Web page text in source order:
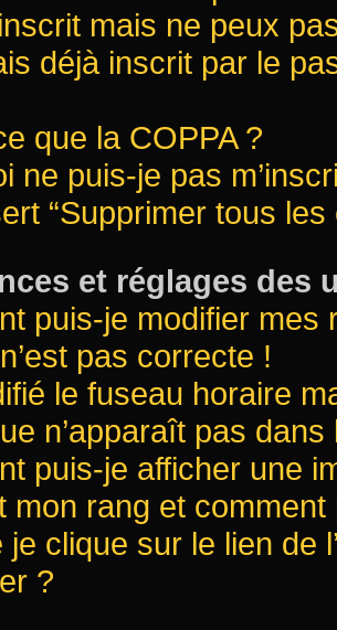
mais ne peux
déjà inscrit par le
que la COPPA ?
ne puis-je pas
“Supprimer tous
et réglages des
puis-je modifier mes
pas correcte !
le fuseau horaire
n’apparaît pas dans
puis-je afficher une
mon rang et
clique sur le lien de
?